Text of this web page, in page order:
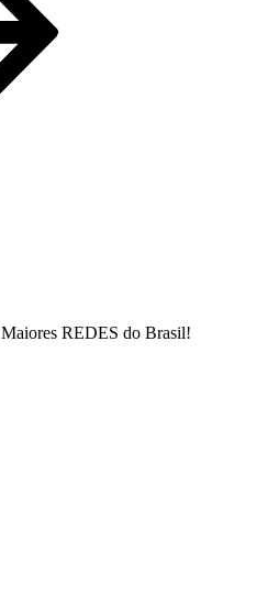
REDES do Brasil!